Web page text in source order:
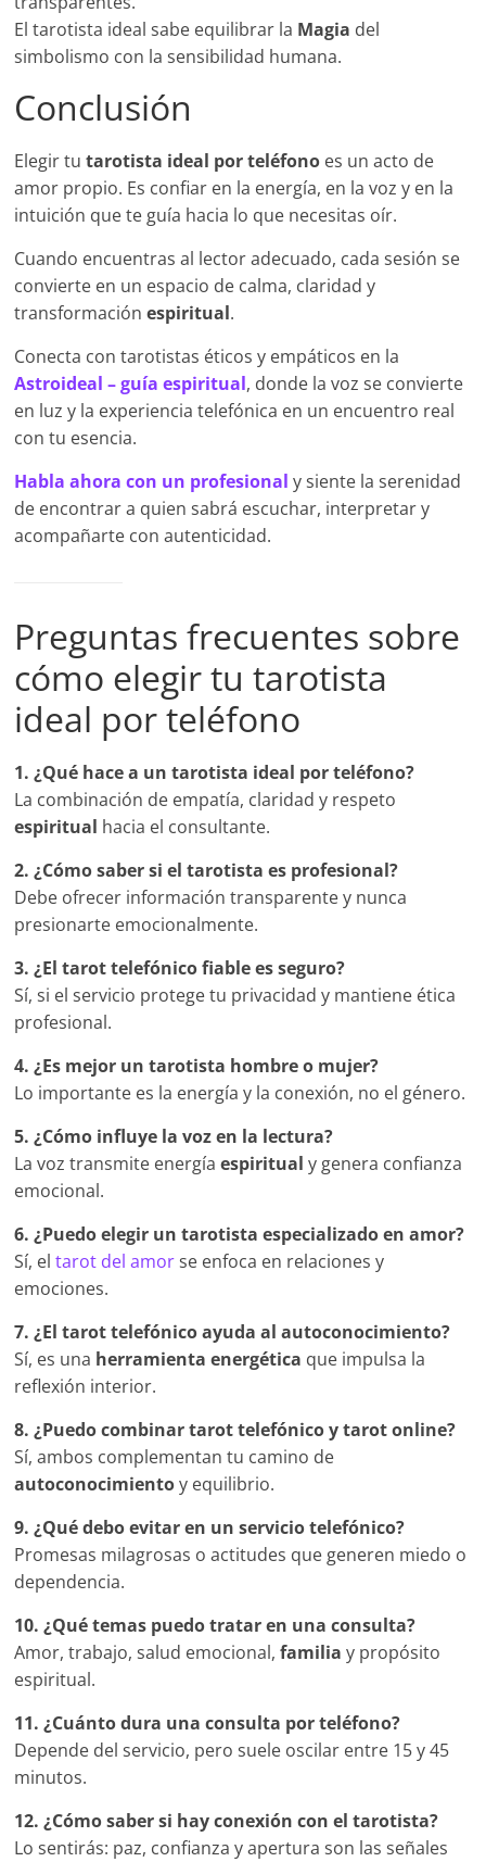
El tarotista ideal sabe equilibrar la Magia del
simbolismo con la sensibilidad humana.
Conclusión
Elegir tutarotista ideal por teléfono es un acto de
amor propio. Es confiar en la energía, en la voz y en la
intuición que te guía hacia lo que necesitas oír.
Cuando encuentras al lector adecuado, cada sesión se
convierte en un espacio de calma, claridad y
transformaciónespiritual.
Conecta con tarotistas éticos y empáticos en la
Astroideal – guía espiritual, donde la voz se convierte
en luz y la experiencia telefónica en un encuentro real
con tu esencia.
Habla ahora con un profesional y siente la serenidad
de encontrar a quien sabrá escuchar, interpretar y
acompañarte con autenticidad.
Preguntas frecuentes sobre
cómo elegir tu tarotista
ideal por teléfono
1. ¿Qué hace a un tarotista ideal por teléfono?
La combinación de empatía, claridad y respeto
espiritual hacia el consultante.
2. ¿Cómo saber si el tarotista es profesional?
Debe ofrecer información transparente y nunca
presionarte emocionalmente.
3. ¿El tarot telefónico fiable es seguro?
Sí, si el servicio protege tu privacidad y mantiene ética
profesional.
4. ¿Es mejor un tarotista hombre o mujer?
Lo importante es la energía y la conexión, no el género.
5. ¿Cómo influye la voz en la lectura?
La voz transmite energíaespiritual y genera confianza
emocional.
6. ¿Puedo elegir un tarotista especializado en amor?
Sí, eltarot del amorse enfoca en relaciones y
emociones.
7. ¿El tarot telefónico ayuda al autoconocimiento?
Sí, es una herramienta energética que impulsa la
reflexión interior.
8. ¿Puedo combinar tarot telefónico y tarot online?
Sí, ambos complementan tu camino de
autoconocimientoy equilibrio.
9. ¿Qué debo evitar en un servicio telefónico?
Promesas milagrosas o actitudes que generen miedo o
dependencia.
10. ¿Qué temas puedo tratar en una consulta?
Amor, trabajo, salud emocional,familia y propósito
espiritual.
11. ¿Cuánto dura una consulta por teléfono?
Depende del servicio, pero suele oscilar entre 15 y 45
minutos.
12. ¿Cómo saber si hay conexión con el tarotista?
Lo sentirás: paz, confianza y apertura son las señales